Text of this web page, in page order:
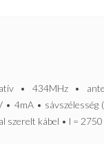
• 434MHz •
4mA • sávszélesség
szerelt kábel • l =